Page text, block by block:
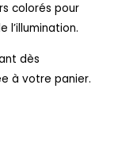
colorés pour
l’illumination.
dès
à votre panier.